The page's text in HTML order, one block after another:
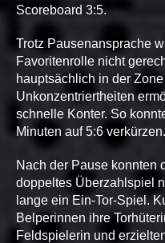
Scoreboard 3:5.
Trotz Pausenansprache
Favoritenrolle nicht
hauptsächlich in der
Unkonzentriertheiten
schnelle Konter. So
Minuten auf 5:6 verkürzen.
Nach der Pause konnten
doppeltes Überzahlspiel
lange ein Ein-Tor-Spiel.
Belperinnen ihre
Feldspielerin und